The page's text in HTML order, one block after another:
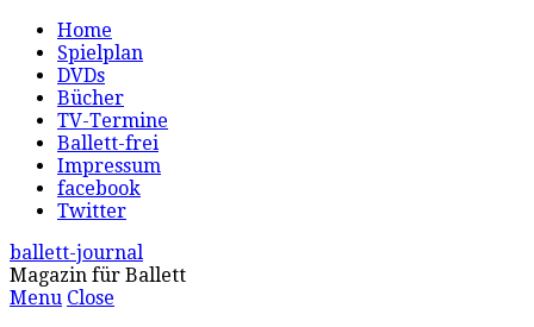
Home
Spielplan
DVDs
Bücher
TV-Termine
Ballett-frei
Impressum
facebook
Twitter
ballett-journal
Magazin für Ballett
Menu Close